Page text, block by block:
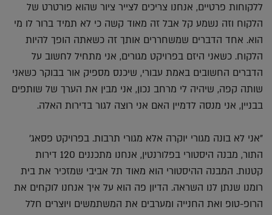
ללקוחות פרטיים, אנחנו צריכים לצייר ציור שהוא פורטרט של
הלקוח וזה נשמע קל אבל זה מאוד קשה כי לא תמיד ברור לו מי
הוא. אחד הדברים שמשחררים אותך זה כשאתה הופך להיות
הלקוח. כשאני היזם בפרויקט מגורים, אני מתחיל לחשוב על
הדברים החשובים באמת עבורי, שיכנס מספיק אור בבוקר כשאני
שותה קפה, שיהיה לי מרחב נכון, אני מבין את הערך של שותפים
בבניין, אני מנסה לדמיין האם אני רוצה לגור בדירות האלה.
"אני לא בונה מגורי יוקרה אלא מגורי תרבות. בפרויקט פסאג'
התור, מבנה היסטורי בפלורנטין, אנחנו מתכננים 120 דירות
קטנות. המבנה ההיסטורי הוא מאוד תל אביבי שמזכיר את בית
רומנו שנתן לנו השראה. הדיון פה הוא על איך אנחנו לוקחים את
הרופ-טופ ואת החנייה ומערבים את המשתמשים ויוצרים חלל